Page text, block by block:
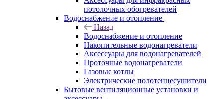
потолочных обогревателей
Водоснабжение и отопление
Назад
Водоснабжение и отопление
Накопительные водонагреватели
Аксессуары для водонагревателей
Проточные водонагреватели
Газовые котлы
Электрические полотенцесушители
Бытовые вентиляционные установки и